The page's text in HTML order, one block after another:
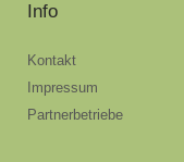
Info
Kontakt
Impressum
Partnerbetriebe